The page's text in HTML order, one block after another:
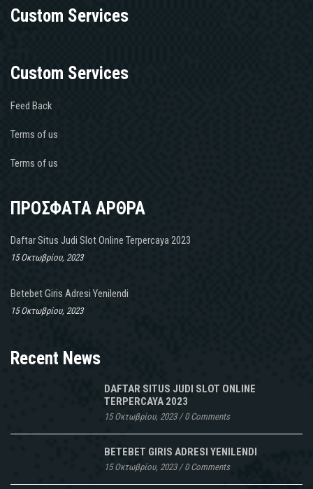
Custom Services
Custom Services
Feed Back
Terms of us
Terms of us
ΠΡΟΣΦΑΤΑ ΑΡΘΡΑ
Daftar Situs Judi Slot Online Terpercaya 2023
15 Οκτωβρίου, 2023
Betebet Giris Adresi Yenilendi
15 Οκτωβρίου, 2023
Recent News
DAFTAR SITUS JUDI SLOT ONLINE
TERPERCAYA 2023
15 Οκτωβρίου, 2023/0 Comments
BETEBET GIRIS ADRESI YENILENDI
15 Οκτωβρίου, 2023/0 Comments